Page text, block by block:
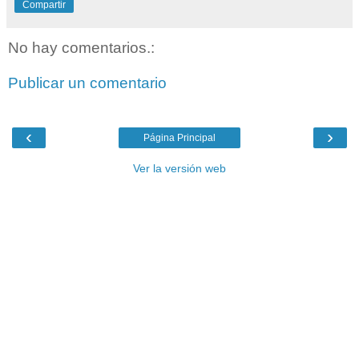
Compartir
No hay comentarios.:
Publicar un comentario
‹ ›
Página Principal
Ver la versión web